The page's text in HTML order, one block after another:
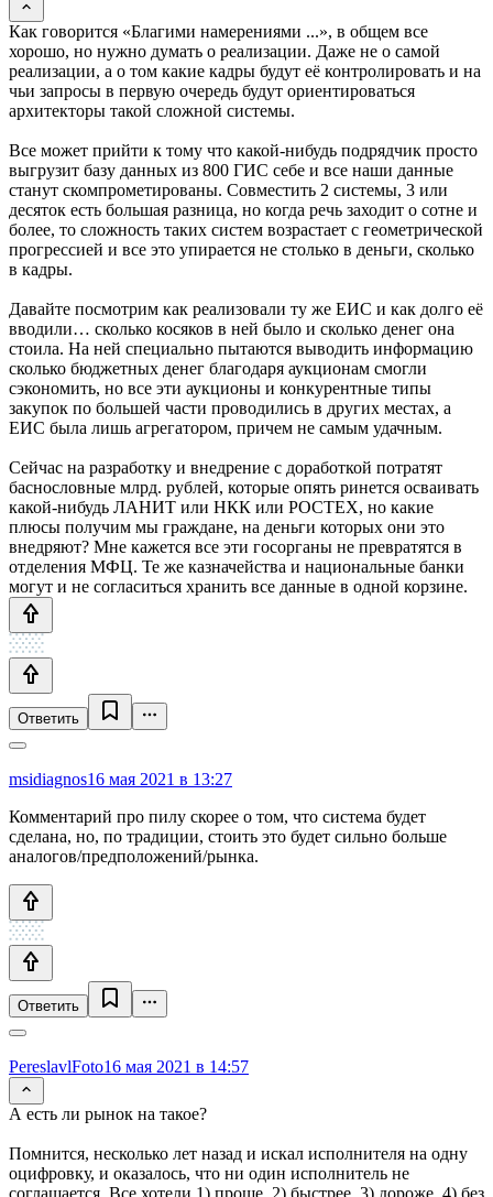
Как говорится «Благими намерениями ...», в общем все
хорошо, но нужно думать о реализации. Даже не о самой
реализации, а о том какие кадры будут её контролировать и на
чьи запросы в первую очередь будут ориентироваться
архитекторы такой сложной системы.
Все может прийти к тому что какой-нибудь подрядчик просто
выгрузит базу данных из 800 ГИС себе и все наши данные
станут скомпрометированы. Совместить 2 системы, 3 или
десяток есть большая разница, но когда речь заходит о сотне и
более, то сложность таких систем возрастает с геометрической
прогрессией и все это упирается не столько в деньги, сколько
в кадры.
Давайте посмотрим как реализовали ту же ЕИС и как долго её
вводили… сколько косяков в ней было и сколько денег она
стоила. На ней специально пытаются выводить информацию
сколько бюджетных денег благодаря аукционам смогли
сэкономить, но все эти аукционы и конкурентные типы
закупок по большей части проводились в других местах, а
ЕИС была лишь агрегатором, причем не самым удачным.
Сейчас на разработку и внедрение с доработкой потратят
баснословные млрд. рублей, которые опять ринется осваивать
какой-нибудь ЛАНИТ или НКК или РОСТЕХ, но какие
плюсы получим мы граждане, на деньги которых они это
внедряют? Мне кажется все эти госорганы не превратятся в
отделения МФЦ. Те же казначейства и национальные банки
могут и не согласиться хранить все данные в одной корзине.
Ответить
msidiagnos16 мая 2021 в 13:27
Комментарий про пилу скорее о том, что система будет
сделана, но, по традиции, стоить это будет сильно больше
аналогов/предположений/рынка.
Ответить
PereslavlFoto16 мая 2021 в 14:57
А есть ли рынок на такое?
Помнится, несколько лет назад и искал исполнителя на одну
оцифровку, и оказалось, что ни один исполнитель не
соглашается. Все хотели 1) проще, 2) быстрее, 3) дороже, 4) без